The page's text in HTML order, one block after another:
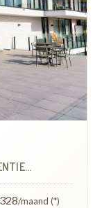
/maand (*)